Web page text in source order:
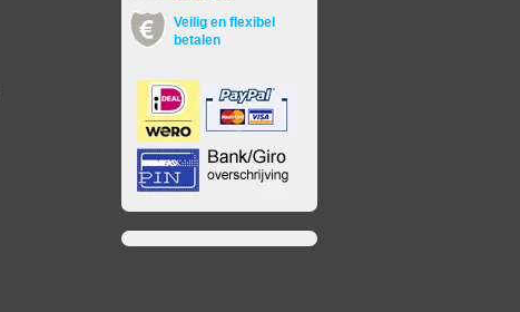
Veilig en flexibel
betalen